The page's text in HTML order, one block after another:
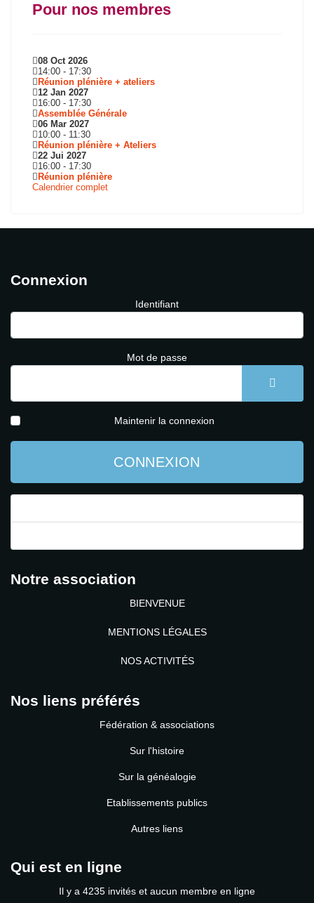
Pour nos membres
08 Oct 2026
14:00 - 17:30
Réunion plénière + ateliers
12 Jan 2027
16:00 - 17:30
Assemblée Générale
06 Mar 2027
10:00 - 11:30
Réunion plénière + Ateliers
22 Jui 2027
16:00 - 17:30
Réunion plénière
Calendrier complet
Connexion
Identifiant
Mot de passe
Maintenir la connexion
CONNEXION
Notre association
BIENVENUE
MENTIONS LÉGALES
NOS ACTIVITÉS
Nos liens préférés
Fédération & associations
Sur l'histoire
Sur la généalogie
Etablissements publics
Autres liens
Qui est en ligne
Il y a 4235 invités et aucun membre en ligne